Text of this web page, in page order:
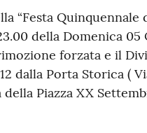
“Festa Quinquennale
della Domenica
forzata e il
dalla Porta Storica (
Piazza XX